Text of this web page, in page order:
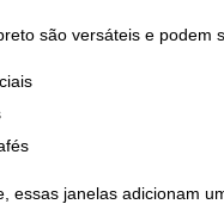
são versáteis e podem
essas janelas adicionam